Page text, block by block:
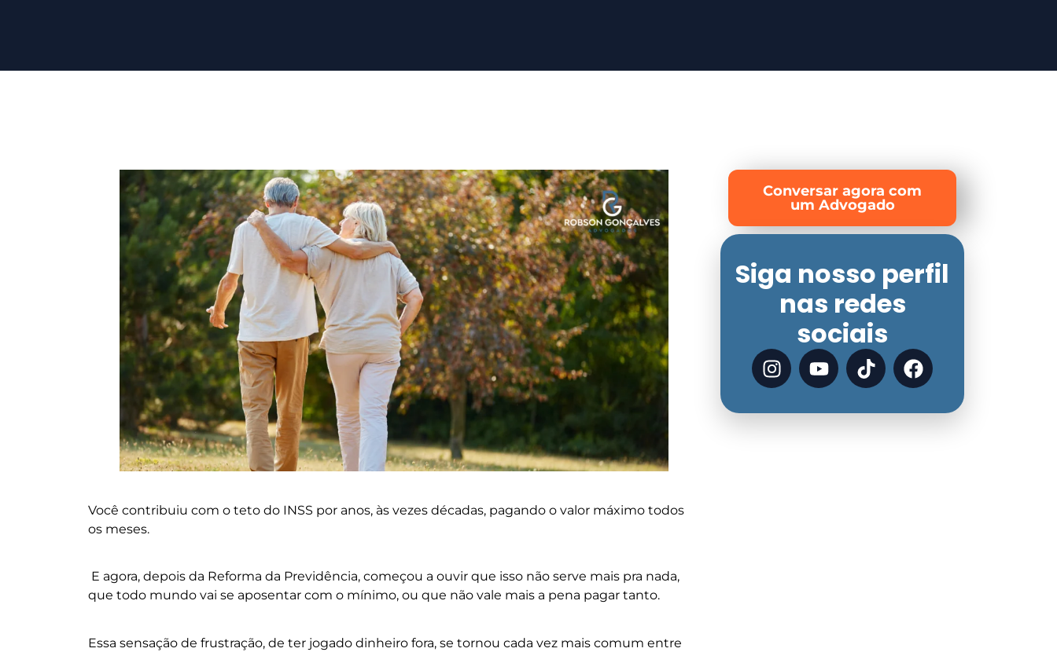
Você contribuiu com o teto do INSS por anos, às vezes décadas, pagando o valor máximo todos
os meses.
E agora, depois da Reforma da Previdência, começou a ouvir que isso não serve mais pra nada,
que todo mundo vai se aposentar com o mínimo, ou que não vale mais a pena pagar tanto.
Essa sensação de frustração, de ter jogado dinheiro fora, se tornou cada vez mais comum entre
Conversar agora com
um Advogado
Siga nosso perfil
nas redes
sociais